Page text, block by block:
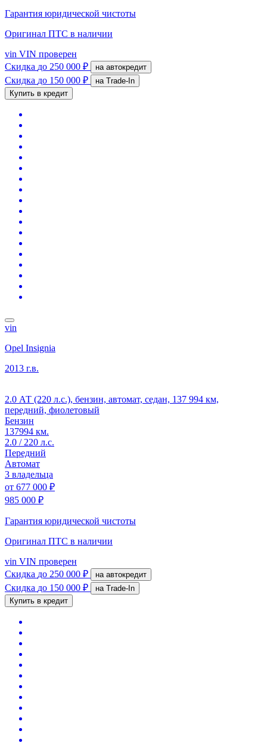
Гарантия юридической чистоты
Оригинал ПТС в наличии
vin VIN проверен
Скидка до 250 000 ₽ на автокредит
Скидка до 150 000 ₽
на Trade-In
Купить в кредит
vin
Opel Insignia
2013 г.в.
2.0 АТ (220 л.с.), бензин, автомат, седан, 137 994 км,
передний, фиолетовый
Бензин
137994 км.
2.0 / 220 л.с.
Передний
Автомат
3 владельца
от 677 000 ₽
985 000 ₽
Гарантия юридической чистоты
Оригинал ПТС в наличии
vin VIN проверен
Скидка до 250 000 ₽ на автокредит
Скидка до 150 000 ₽
на Trade-In
Купить в кредит